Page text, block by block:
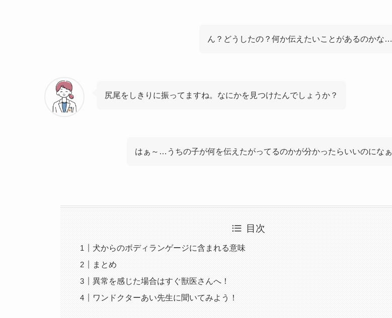
ん？どうしたの？何か伝えたいことがあるのかな…
尻尾をしきりに振ってますね。なにかを見つけたんでしょうか？
はぁ～…うちの子が何を伝えたがってるのかが分かったらいいのになぁ
目次
犬からのボディランゲージに含まれる意味
まとめ
異常を感じた場合はすぐ獣医さんへ！
ワンドクターあい先生に聞いてみよう！